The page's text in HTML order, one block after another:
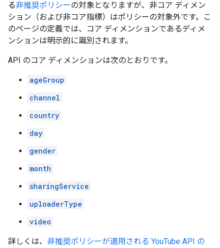
る非推奨ポリシーの対象となりますが、非コア ディメン
ション（および非コア指標）はポリシーの対象外です。こ
のページの定義では、コア ディメンションであるディメ
ンションは明示的に識別されます。
API のコア ディメンションは次のとおりです。
ageGroup
channel
country
day
gender
month
sharingService
uploaderType
video
詳しくは、 非推奨ポリシーが適用される YouTube API の